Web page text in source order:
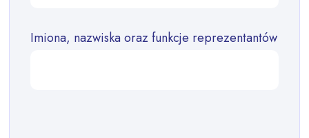
Imiona, nazwiska oraz funkcje reprezentantów